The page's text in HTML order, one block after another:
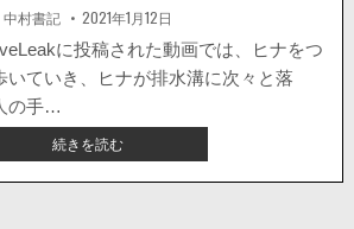
著
者:
中村書記 掲
載
日：
2021年1月12日
に投稿された動画では、ヒナをつ
いていき、ヒナが排水溝に次々と落
の手…
続きを読む【海
外・
動